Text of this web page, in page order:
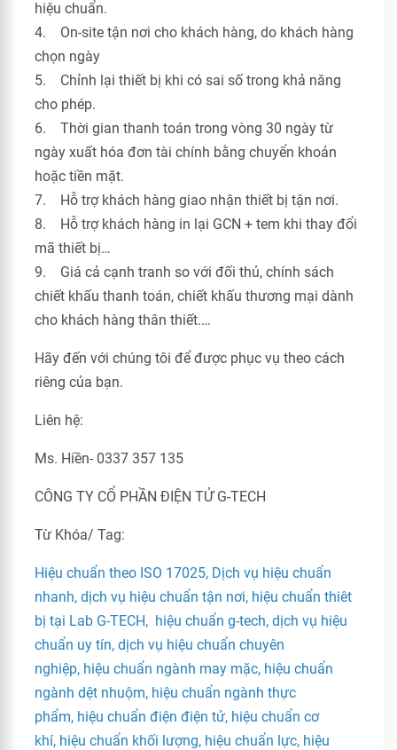
hiệu chuẩn.
4. On-site tận nơi cho khách hàng, do khách hàng
chọn ngày
5. Chỉnh lại thiết bị khi có sai số trong khả năng
cho phép.
6. Thời gian thanh toán trong vòng 30 ngày từ
ngày xuất hóa đơn tài chính bằng chuyển khoản
hoặc tiền mặt.
7. Hỗ trợ khách hàng giao nhận thiết bị tận nơi.
8. Hỗ trợ khách hàng in lại GCN + tem khi thay đổi
mã thiết bị…
9. Giá cả cạnh tranh so với đối thủ, chính sách
chiết khấu thanh toán, chiết khấu thương mại dành
cho khách hàng thân thiết.…
Hãy đến với chúng tôi để được phục vụ theo cách
riêng của bạn.
Liên hệ:
Ms. Hiền- 0337 357 135
CÔNG TY CỔ PHẦN ĐIỆN TỬ G-TECH
Từ Khóa/ Tag:
Hiệu chuẩn theo ISO 17025, Dịch vụ hiệu chuẩn
nhanh, dịch vụ hiệu chuẩn tận nơi, hiệu chuẩn thiêt
bị tại Lab G-TECH, hiệu chuẩn g-tech, dịch vụ hiệu
chuẩn uy tín, dịch vụ hiệu chuẩn chuyên
nghiệp, hiệu chuẩn ngành may mặc, hiệu chuẩn
ngành dệt nhuộm, hiệu chuẩn ngành thực
phẩm, hiệu chuẩn điện điện tử, hiệu chuẩn cơ
khí, hiệu chuẩn khối lượng, hiệu chuẩn lực, hiệu